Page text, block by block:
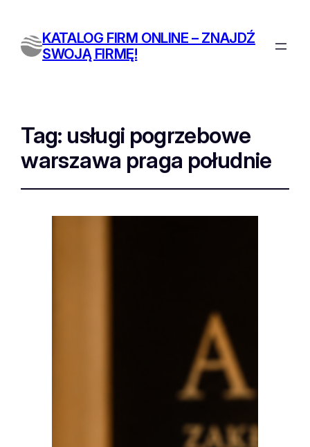
KATALOG FIRM ONLINE – ZNAJDŹ
SWOJĄ FIRMĘ!
Tag: usługi pogrzebowe
warszawa praga południe